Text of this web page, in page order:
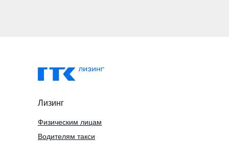
Лизинг
Водителям такси
Физическим лицам